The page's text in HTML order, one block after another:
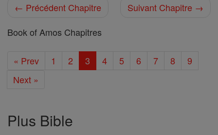
← Précédent Chapitre
Suivant Chapitre →
Book of Amos Chapitres
« Prev 1 2 3 4 5 6 7 8
9
Next »
Plus Bible